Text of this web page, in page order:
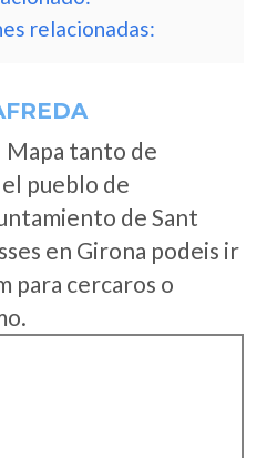
relacionadas:
Mapa tanto de
pueblo de
de Sant
en Girona podeis ir
para cercaros o